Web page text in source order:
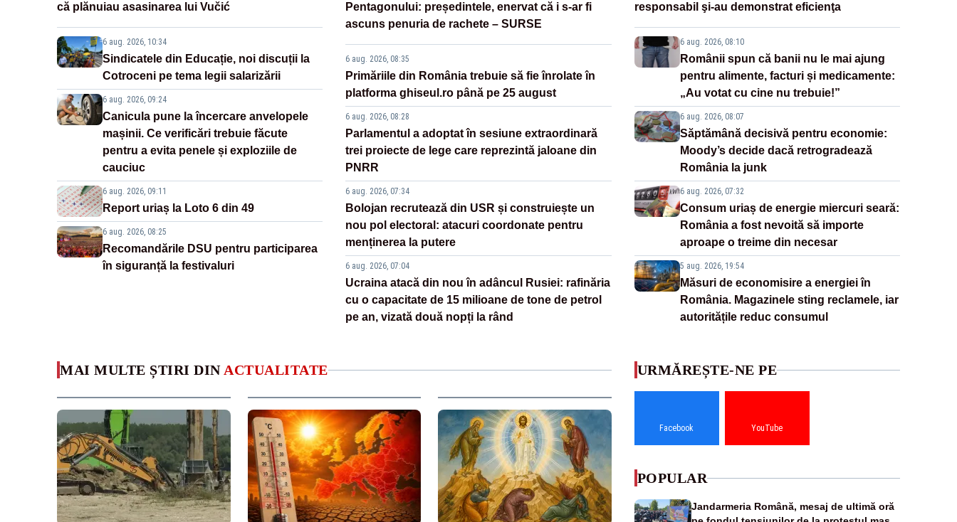
că plănuiau asasinarea lui Vučić
6 aug. 2026, 10:34
Sindicatele din Educație, noi discuții la
Cotroceni pe tema legii salarizării
6 aug. 2026, 09:24
Canicula pune la încercare anvelopele
mașinii. Ce verificări trebuie făcute
pentru a evita penele și exploziile de
cauciuc
6 aug. 2026, 09:11
Report uriaș la Loto 6 din 49
6 aug. 2026, 08:25
Recomandările DSU pentru participarea
în siguranță la festivaluri
Pentagonului: președintele, enervat că i s-ar fi
ascuns penuria de rachete – SURSE
6 aug. 2026, 08:35
Primăriile din România trebuie să fie înrolate în
platforma ghiseul.ro până pe 25 august
6 aug. 2026, 08:28
Parlamentul a adoptat în sesiune extraordinară
trei proiecte de lege care reprezintă jaloane din
PNRR
6 aug. 2026, 07:34
Bolojan recrutează din USR și construiește un
nou pol electoral: atacuri coordonate pentru
menținerea la putere
6 aug. 2026, 07:04
Ucraina atacă din nou în adâncul Rusiei: rafinăria
cu o capacitate de 15 milioane de tone de petrol
pe an, vizată două nopți la rând
responsabil şi-au demonstrat eficienţa
6 aug. 2026, 08:10
Românii spun că banii nu le mai ajung
pentru alimente, facturi și medicamente:
„Au votat cu cine nu trebuie!”
6 aug. 2026, 08:07
Săptămână decisivă pentru economie:
Moody’s decide dacă retrogradează
România la junk
6 aug. 2026, 07:32
Consum uriaș de energie miercuri seară:
România a fost nevoită să importe
aproape o treime din necesar
5 aug. 2026, 19:54
Măsuri de economisire a energiei în
România. Magazinele sting reclamele, iar
autoritățile reduc consumul
MAI MULTE ȘTIRI DIN ACTUALITATE URMĂREȘTE-NE PE
Facebook YouTube
POPULAR
Jandarmeria Română, mesaj de ultimă oră